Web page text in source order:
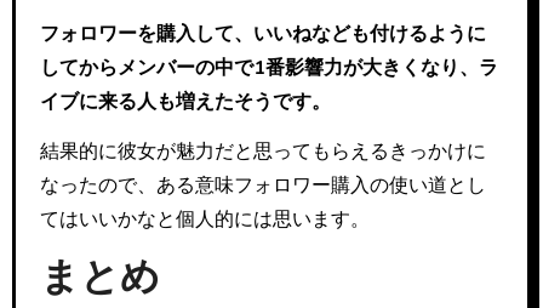
フォロワーを購入して、いいねなども付けるように
してからメンバーの中で1番影響力が大きくなり、ラ
イブに来る人も増えたそうです。
結果的に彼女が魅力だと思ってもらえるきっかけに
なったので、ある意味フォロワー購入の使い道とし
てはいいかなと個人的には思います。
まとめ